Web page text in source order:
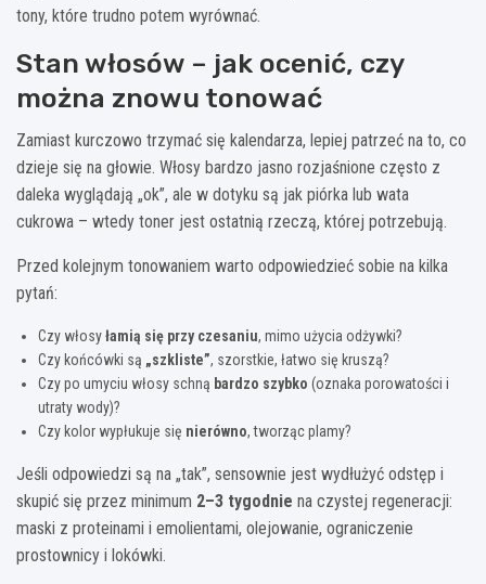
tony, które trudno potem wyrównać.
Stan włosów – jak ocenić, czy
można znowu tonować
Zamiast kurczowo trzymać się kalendarza, lepiej patrzeć na to, co
dzieje się na głowie. Włosy bardzo jasno rozjaśnione często z
daleka wyglądają „ok”, ale w dotyku są jak piórka lub wata
cukrowa – wtedy toner jest ostatnią rzeczą, której potrzebują.
Przed kolejnym tonowaniem warto odpowiedzieć sobie na kilka
pytań:
Czy włosyłamią się przy czesaniu, mimo użycia odżywki?
Czy końcówki są „szkliste”, szorstkie, łatwo się kruszą?
Czy po umyciu włosy schną bardzo szybko (oznaka porowatości i
utraty wody)?
Czy kolor wypłukuje się nierówno, tworząc plamy?
Jeśli odpowiedzi są na „tak”, sensownie jest wydłużyć odstęp i
skupić się przez minimum 2–3 tygodnie na czystej regeneracji:
maski z proteinami i emolientami, olejowanie, ograniczenie
prostownicy i lokówki.